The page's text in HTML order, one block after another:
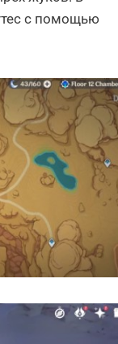
с помощью